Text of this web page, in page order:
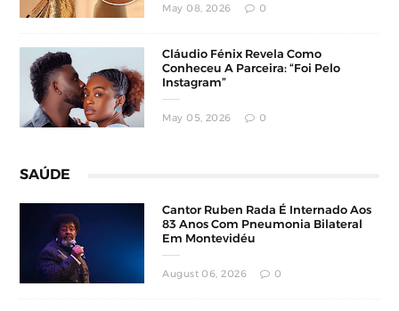
May 08, 2026 0
Cláudio Fénix Revela Como
Conheceu A Parceira: “Foi Pelo
Instagram”
May 05, 2026 0
SAÚDE
Cantor Ruben Rada É Internado Aos
83 Anos Com Pneumonia Bilateral
Em Montevidéu
August 06, 2026 0